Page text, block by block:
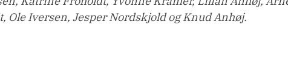
Iversen, Jesper Nordskjold og Knud Anhøj.